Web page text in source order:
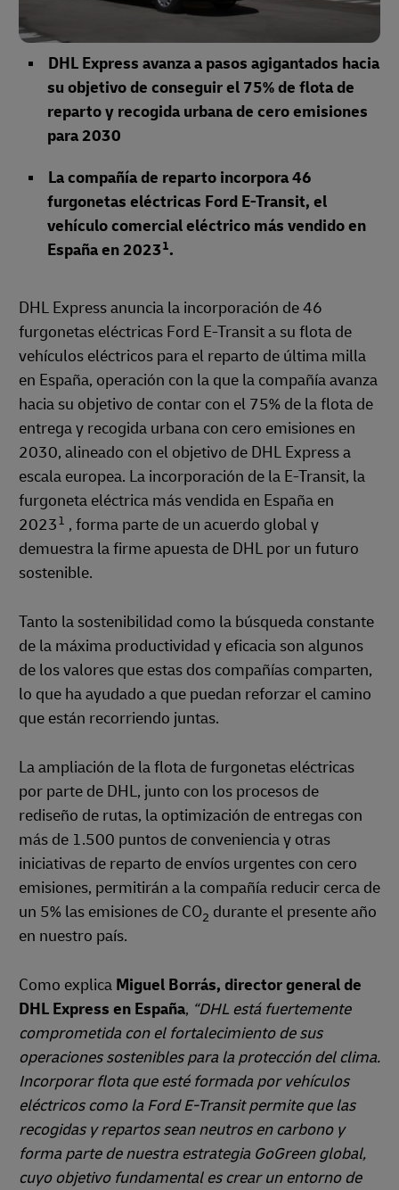
DHL Express avanza a pasos agigantados hacia
su objetivo de conseguir el 75% de flota de
reparto y recogida urbana de cero emisiones
para 2030
La compañía de reparto incorpora 46
furgonetas eléctricas Ford E-Transit, el
vehículo comercial eléctrico más vendido en
España en 20231.
DHL Express anuncia la incorporación de 46
furgonetas eléctricas Ford E-Transit a su flota de
vehículos eléctricos para el reparto de última milla
en España, operación con la que la compañía avanza
hacia su objetivo de contar con el 75% de la flota de
entrega y recogida urbana con cero emisiones en
2030, alineado con el objetivo de DHL Express a
escala europea. La incorporación de la E-Transit, la
furgoneta eléctrica más vendida en España en
20231 , forma parte de un acuerdo global y
demuestra la firme apuesta de DHL por un futuro
sostenible.
Tanto la sostenibilidad como la búsqueda constante
de la máxima productividad y eficacia son algunos
de los valores que estas dos compañías comparten,
lo que ha ayudado a que puedan reforzar el camino
que están recorriendo juntas.
La ampliación de la flota de furgonetas eléctricas
por parte de DHL, junto con los procesos de
rediseño de rutas, la optimización de entregas con
más de 1.500 puntos de conveniencia y otras
iniciativas de reparto de envíos urgentes con cero
emisiones, permitirán a la compañía reducir cerca de
un 5% las emisiones de CO2 durante el presente año
en nuestro país.
Como explica Miguel Borrás, director general de
DHL Express en España, “DHL está fuertemente
comprometida con el fortalecimiento de sus
operaciones sostenibles para la protección del clima.
Incorporar flota que esté formada por vehículos
eléctricos como la Ford E-Transit permite que las
recogidas y repartos sean neutros en carbono y
forma parte de nuestra estrategia GoGreen global,
cuyo objetivo fundamental es crear un entorno de